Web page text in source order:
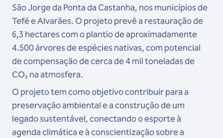
São Jorge da Ponta da Castanha, nos municípios de
Tefé e Alvarães. O projeto prevê a restauração de
6,3 hectares com o plantio de aproximadamente
4.500 árvores de espécies nativas, com potencial
de compensação de cerca de 4 mil toneladas de
CO₂ na atmosfera.
O projeto tem como objetivo contribuir para a
preservação ambiental e a construção de um
legado sustentável, conectando o esporte à
agenda climática e à conscientização sobre a